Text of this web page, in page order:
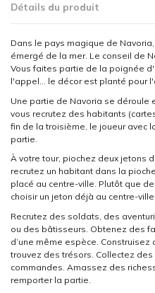
Détails du produit
Dans le pays magique de
émergé de la mer. Le conseil de
Vous faites partie de la poignée
l'appel... le décor est planté pour
Une partie de Navoria se déroule
vous recrutez des habitants
fin de la troisième, le joueur avec
partie.
À votre tour, piochez deux jetons
recrutez un habitant dans la
placé au centre-ville. Plutôt que
choisir un jeton déjà au centre-ville
Recrutez des soldats, des
ou des bâtisseurs. Obtenez des
d’une même espèce.
trouvez des trésors. Collectez
commandes. Amassez des
remporter la partie.